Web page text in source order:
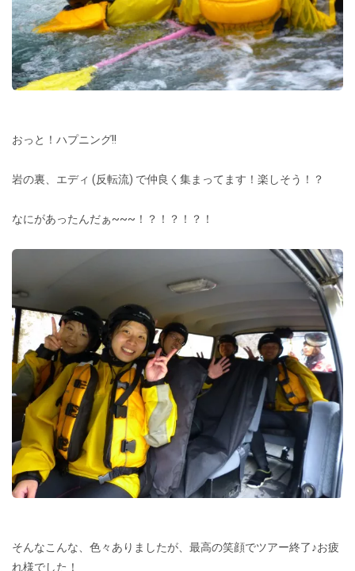
おっと！ハプニング!!
岩の裏、エディ (反転流) で仲良く集まってます！楽しそう！？
なにがあったんだぁ~~~！？！？！？！
そんなこんな、色々ありましたが、最高の笑顔でツアー終了♪お疲
れ様でした！